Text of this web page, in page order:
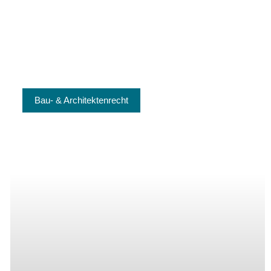
Bau- & Architektenrecht